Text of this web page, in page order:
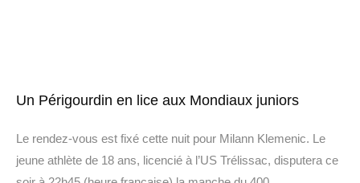
Un Périgourdin en lice aux Mondiaux juniors
Le rendez-vous est fixé cette nuit pour Milann Klemenic. Le
jeune athlète de 18 ans, licencié à l’US Trélissac, disputera ce